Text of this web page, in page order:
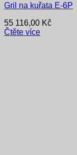
Gril na kuřata E-6P
55 116,00 Kč
Čtěte více